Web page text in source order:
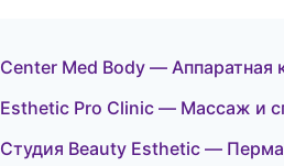
Center Med Body — Аппаратная
Esthetic Pro Clinic — Массаж и
Студия Beauty Esthetic —